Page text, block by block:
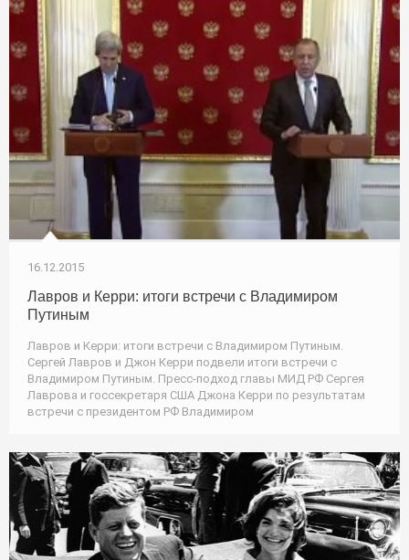
16.12.2015
Лавров и Керри: итоги встречи с Владимиром
Путиным
Лавров и Керри: итоги встречи с Владимиром Путиным.
Сергей Лавров и Джон Керри подвели итоги встречи с
Владимиром Путиным. Пресс-подход главы МИД РФ Сергея
Лаврова и госсекретаря США Джона Керри по результатам
встречи с президентом РФ Владимиром